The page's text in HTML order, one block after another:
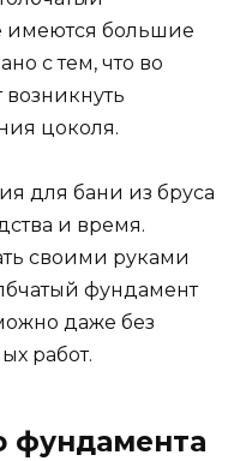
имеются большие
с тем, что во
возникнуть
цоколя.
для бани из бруса
и время.
своими руками
фундамент
даже без
работ.
фундамента